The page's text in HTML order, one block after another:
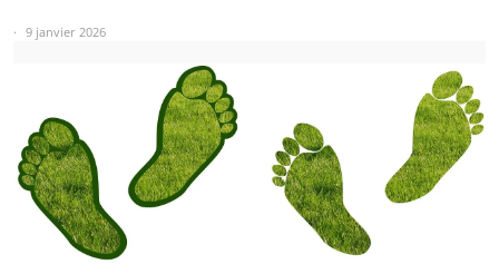
9 janvier 2026